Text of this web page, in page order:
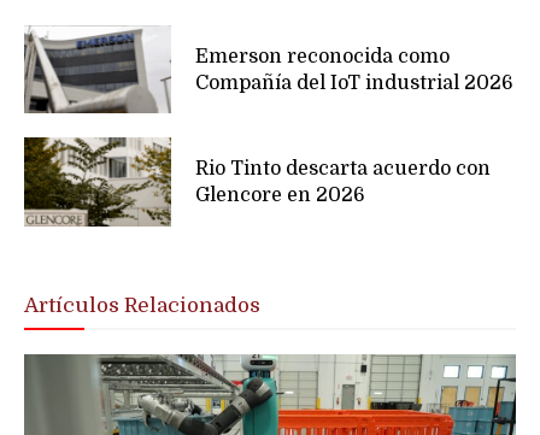
Emerson reconocida como
Compañía del IoT industrial 2026
Rio Tinto descarta acuerdo con
Glencore en 2026
Artículos Relacionados